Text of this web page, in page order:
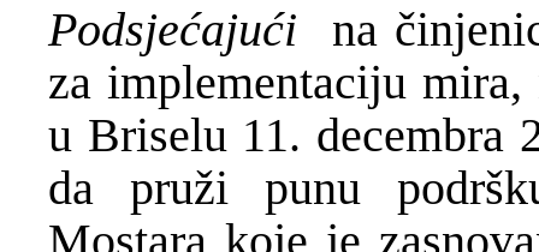
Podsjećajući na
za implementaciju mira,
u Briselu 11. decembra
da pruži punu
Mostara koje je